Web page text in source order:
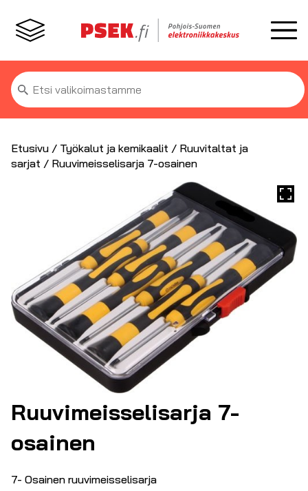
Etsi:
Etusivu / Työkalut ja kemikaalit / Ruuvitaltat ja
sarjat / Ruuvimeisselisarja 7-osainen
Ruuvimeisselisarja 7-
osainen
7- Osainen ruuvimeisselisarja